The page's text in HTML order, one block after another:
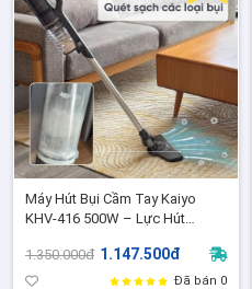
Máy Hút Bụi Cầm Tay Kaiyo
KHV-416 500W – Lực Hút
Mịn, Dây Dài 4.2m, Bảo Hành 2
Năm
1.350.000đ 1.147.500đ
Đã bán 0